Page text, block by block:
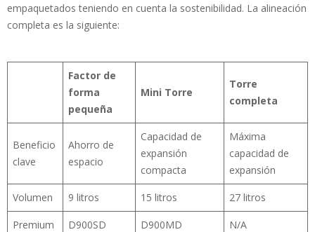
empaquetados teniendo en cuenta la sostenibilidad. La alineación
completa es la siguiente:
Factor de
forma
pequeña
Mini Torre
Torre
completa
Beneficio
clave
Ahorro de
espacio
Capacidad de
expansión
compacta
Máxima
capacidad de
expansión
Volumen 9 litros 15 litros 27 litros
Premium D900SD D900MD N/A